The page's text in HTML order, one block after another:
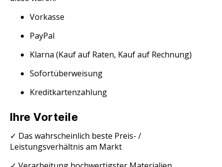
Vorkasse
PayPal
Klarna (Kauf auf Raten, Kauf auf Rechnung)
Sofortüberweisung
Kreditkartenzahlung
Ihre Vorteile
✓ Das wahrscheinlich beste Preis- /
Leistungsverhältnis am Markt